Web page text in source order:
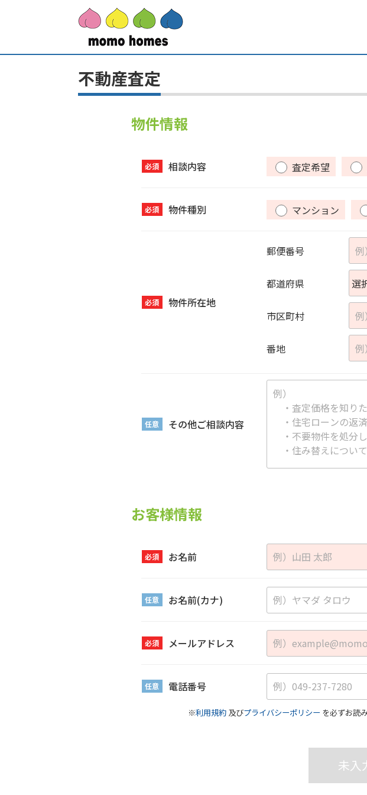
不動産査定
物件情報
必須 相談内容 査定希望
必須 物件種別 マンション
必須 物件所在地
郵便番号
都道府県
市区町村
番地
任意 その他ご相談内容
お客様情報
必須 お名前
任意 お名前(カナ)
必須 メールアドレス
任意 電話番号
※利用規約 及びプライバシーポリシー を必ずお読
未入